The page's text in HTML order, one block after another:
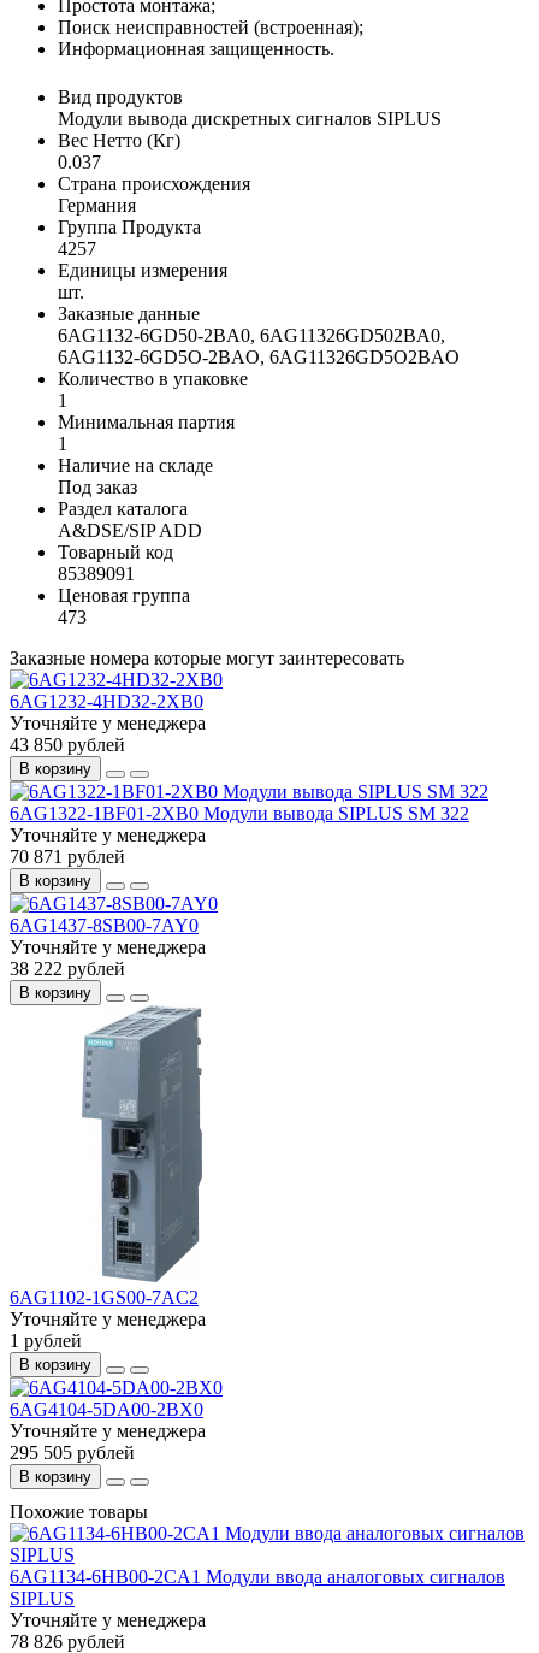
Простота монтажа;
Поиск неисправностей (встроенная);
Информационная защищенность.
Вид продуктов
Модули вывода дискретных сигналов SIPLUS
Вес Нетто (Кг)
0.037
Страна происхождения
Германия
Группа Продукта
4257
Единицы измерения
шт.
Заказные данные
6AG1132-6GD50-2BA0, 6AG11326GD502BA0,
6AG1132-6GD5O-2BAO, 6AG11326GD5O2BAO
Количество в упаковке
1
Минимальная партия
1
Наличие на складе
Под заказ
Раздел каталога
A&DSE/SIP ADD
Товарный код
85389091
Ценовая группа
473
Заказные номера которые могут заинтересовать
6AG1232-4HD32-2XB0
Уточняйте у менеджера
43 850 рублей
В корзину
6AG1322-1BF01-2XB0 Модули вывода SIPLUS SM 322
Уточняйте у менеджера
70 871 рублей
В корзину
6AG1437-8SB00-7AY0
Уточняйте у менеджера
38 222 рублей
В корзину
6AG1102-1GS00-7AC2
Уточняйте у менеджера
1 рублей
В корзину
6AG4104-5DA00-2BX0
Уточняйте у менеджера
295 505 рублей
В корзину
Похожие товары
6AG1134-6HB00-2CA1 Модули ввода аналоговых сигналов
SIPLUS
Уточняйте у менеджера
78 826 рублей